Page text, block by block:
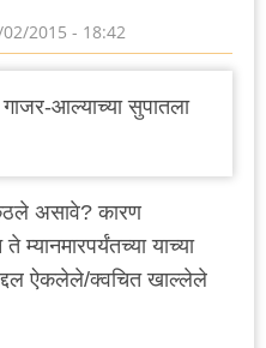
2015 - 18:42
गाजर-आल्याच्या सुपातला
असावे? कारण
म्यानमारपर्यंतच्या याच्या
ऐकलेले/क्वचित खाल्लेले